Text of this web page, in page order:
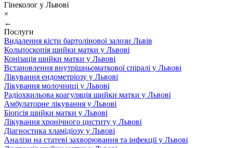
Гінеколог у Львові
×
←
Послуги
Видалення кісти бартолінової залози Львів
Кольпоскопія шийки матки у Львові
Конізація шийки матки у Львові
Встановлення внутрішньоматкової спіралі у Львові
Лікування ендометріозу у Львові
Лікування молочниці у Львові
Радіохвильова коагуляція шийки матки у Львові
Амбулаторне лікування у Львові
Біопсія шийки матки у Львові
Лікування хронічного циститу у Львові
Діагностика хламідіозу у Львові
Аналізи на статеві захворювання та інфекції у Львові